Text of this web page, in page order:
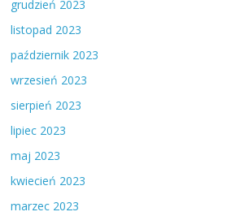
grudzień 2023
listopad 2023
październik 2023
wrzesień 2023
sierpień 2023
lipiec 2023
maj 2023
kwiecień 2023
marzec 2023